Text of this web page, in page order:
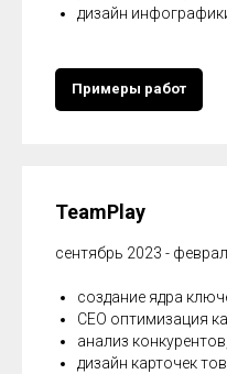
дизайн
Примеры работ
TeamPlay
сентябрь 2023 -
создание ядра
СЕО оптимизация
анализ конкурентов,
дизайн карточек